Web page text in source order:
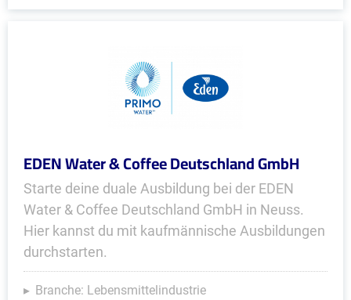
EDEN Water & Coffee Deutschland GmbH
Starte deine duale Ausbildung bei der EDEN
Water & Coffee Deutschland GmbH in Neuss.
Hier kannst du mit kaufmännische Ausbildungen
durchstarten.
Branche: Lebensmittelindustrie